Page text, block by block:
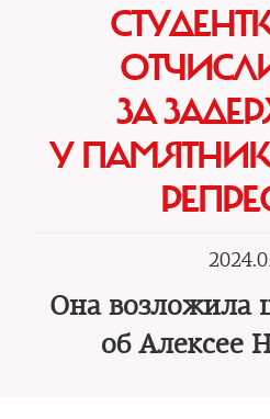
ЗА
У
Она возложила
об Алексее